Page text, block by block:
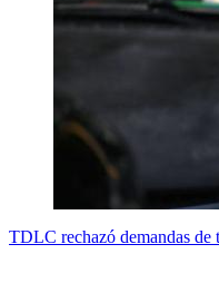
TDLC rechazó demandas de